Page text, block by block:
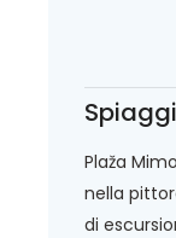
Plaža
nella
di